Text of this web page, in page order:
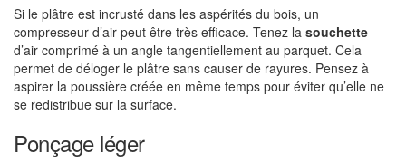
Si le plâtre est incrusté dans les aspérités du bois, un
compresseur d’air peut être très efficace. Tenez la souchette
d’air comprimé à un angle tangentiellement au parquet. Cela
permet de déloger le plâtre sans causer de rayures. Pensez à
aspirer la poussière créée en même temps pour éviter qu’elle ne
se redistribue sur la surface.
Ponçage léger